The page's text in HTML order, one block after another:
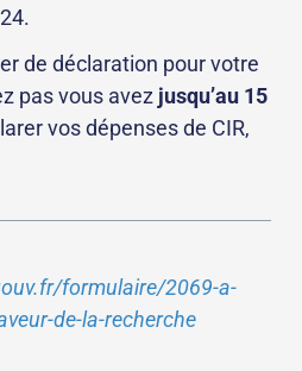
de déclaration pour votre
pas vous avez jusqu’au 15
vos dépenses de CIR,
formulaire/2069-a-
de-la-recherche